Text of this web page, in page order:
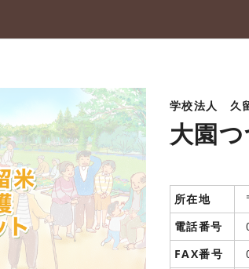
学校法人 久
大園
所在地
電話番号
FAX番号